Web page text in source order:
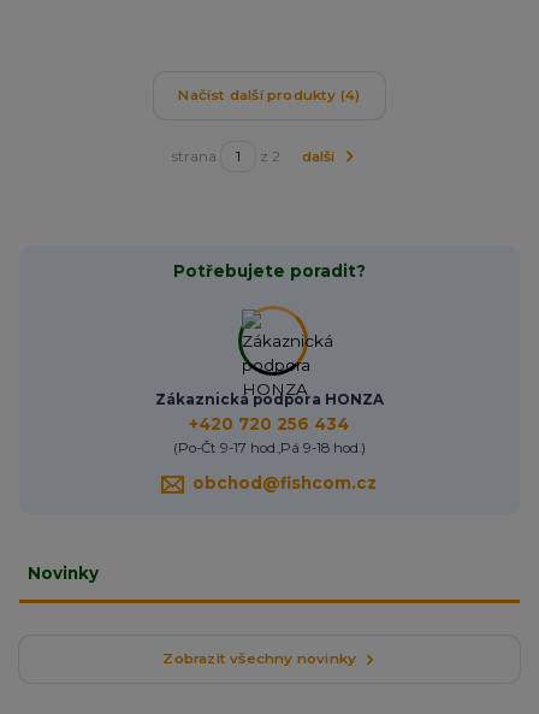
Načíst další produkty (4)
strana z 2 další
Potřebujete poradit?
Zákaznická podpora HONZA
+420 720 256 434
(Po-Čt 9-17 hod.,Pá 9-18 hod.)
obchod@fishcom.cz
Novinky
Zobrazit všechny novinky